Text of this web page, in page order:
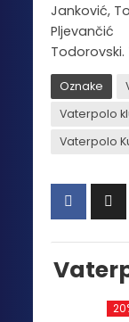
Janković,
Todorovski.
Oznake
Vaterpolo
Vaterpolo